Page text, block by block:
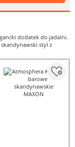
dodatek do jadalni.
styl z